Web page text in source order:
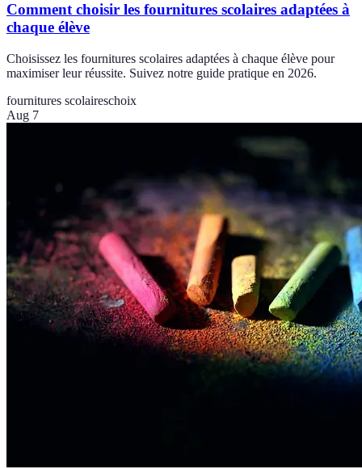
Comment choisir les fournitures scolaires adaptées à
chaque élève
Choisissez les fournitures scolaires adaptées à chaque élève pour
maximiser leur réussite. Suivez notre guide pratique en 2026.
fournitures scolaireschoix
Aug 7